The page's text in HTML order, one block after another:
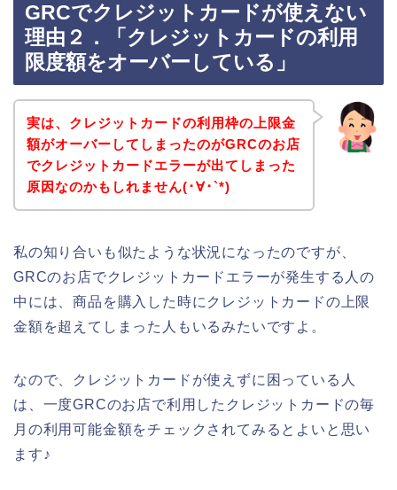
GRCでクレジットカードが使えない
理由２．「クレジットカードの利用
限度額をオーバーしている」
実は、クレジットカードの利用枠の上限金
額がオーバーしてしまったのがGRCのお店
でクレジットカードエラーが出てしまった
原因なのかもしれません(･∀･`*)
私の知り合いも似たような状況になったのですが、
GRCのお店でクレジットカードエラーが発生する人の
中には、商品を購入した時にクレジットカードの上限
金額を超えてしまった人もいるみたいですよ。
なので、クレジットカードが使えずに困っている人
は、一度GRCのお店で利用したクレジットカードの毎
月の利用可能金額をチェックされてみるとよいと思い
ます♪